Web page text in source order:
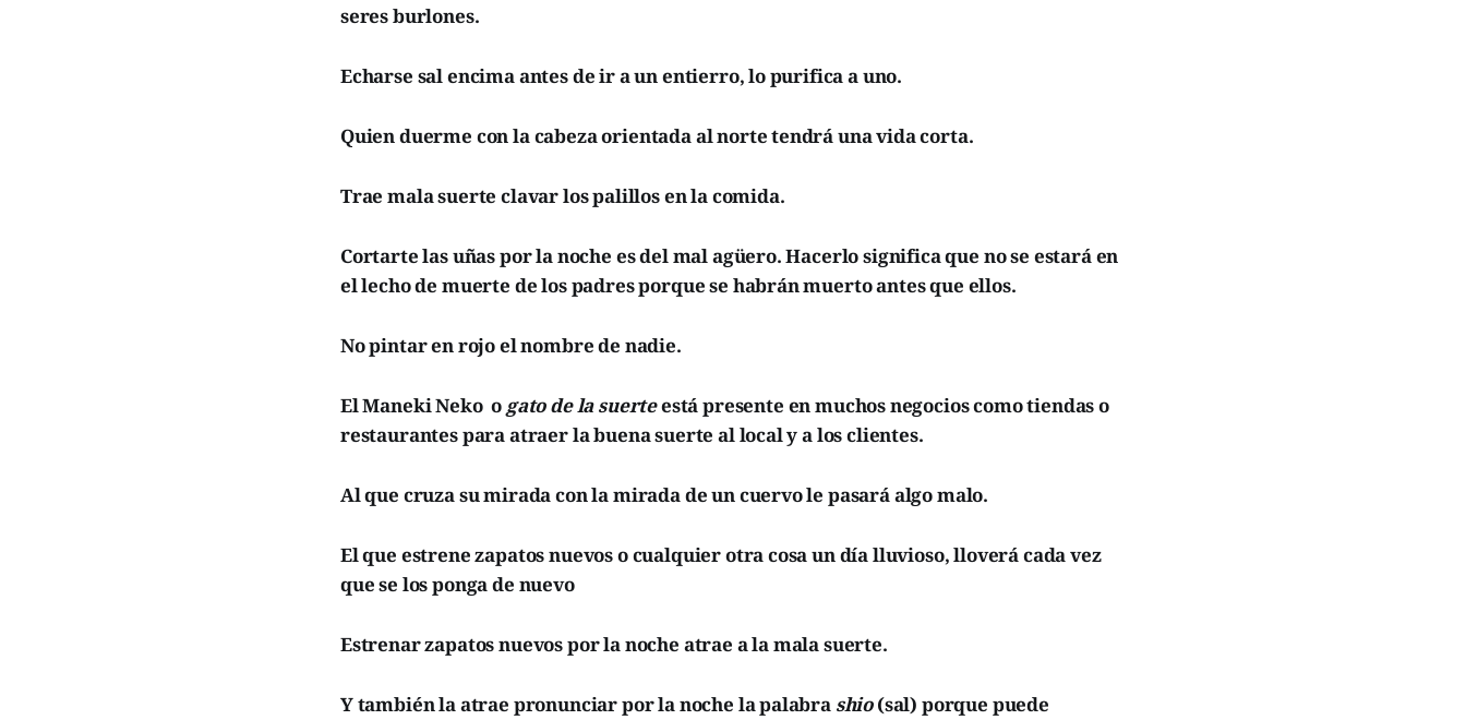
seres burlones.
Echarse sal encima antes de ir a un entierro, lo purifica a uno.
Quien duerme con la cabeza orientada al norte tendrá una vida corta.
Trae mala suerte clavar los palillos en la comida.
Cortarte las uñas por la noche es del mal agüero. Hacerlo significa que no se estará en
el lecho de muerte de los padres porque se habrán muerto antes que ellos.
No pintar en rojo el nombre de nadie.
El Maneki Neko o gato de la suerteestá presente en muchos negocios como tiendas o
restaurantes para atraer la buena suerte al local y a los clientes.
Al que cruza su mirada con la mirada de un cuervo le pasará algo malo.
El que estrene zapatos nuevos o cualquier otra cosa un día lluvioso, lloverá cada vez
que se los ponga de nuevo
Estrenar zapatos nuevos por la noche atrae a la mala suerte.
Y también la atrae pronunciar por la noche la palabra shio(sal) porque puede